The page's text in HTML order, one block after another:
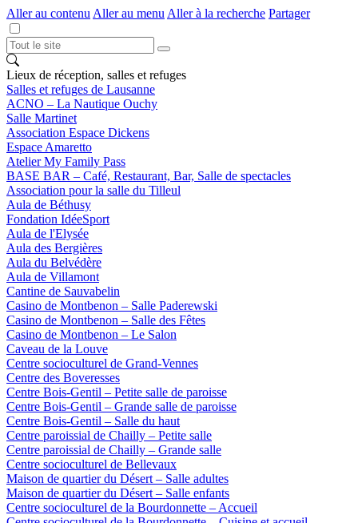
Aller au contenu Aller au menu Aller à la recherche Partager
Lieux de réception, salles et refuges
Salles et refuges de Lausanne
ACNO – La Nautique Ouchy
Salle Martinet
Association Espace Dickens
Espace Amaretto
Atelier My Family Pass
BASE BAR – Café, Restaurant, Bar, Salle de spectacles
Association pour la salle du Tilleul
Aula de Béthusy
Fondation IdéeSport
Aula de l'Elysée
Aula des Bergières
Aula du Belvédère
Aula de Villamont
Cantine de Sauvabelin
Casino de Montbenon – Salle Paderewski
Casino de Montbenon – Salle des Fêtes
Casino de Montbenon – Le Salon
Caveau de la Louve
Centre socioculturel de Grand-Vennes
Centre des Boveresses
Centre Bois-Gentil – Petite salle de paroisse
Centre Bois-Gentil – Grande salle de paroisse
Centre Bois-Gentil – Salle du haut
Centre paroissial de Chailly – Petite salle
Centre paroissial de Chailly – Grande salle
Centre socioculturel de Bellevaux
Maison de quartier du Désert – Salle adultes
Maison de quartier du Désert – Salle enfants
Centre socioculturel de la Bourdonnette – Accueil